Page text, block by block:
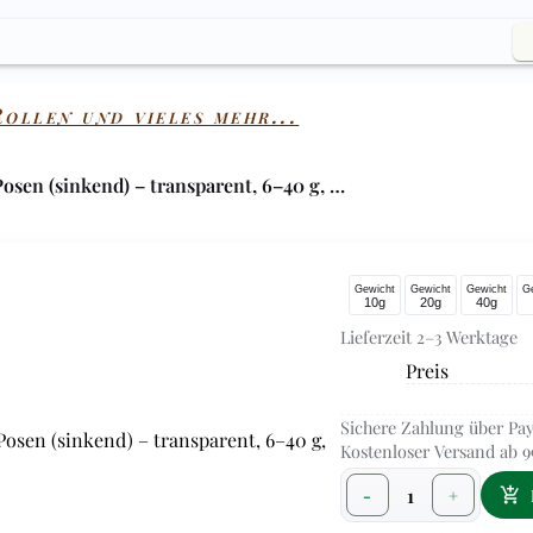
und vieles mehr...
(sinkend) – transparent, 6–40 g, …
Gewicht
10g
Gewicht
20g
Gewicht
40g
Lieferzeit 2–3 Werktage
Preis
Sichere Zahlung über
Kostenloser Versand ab
- 1 + add_shopping_cart